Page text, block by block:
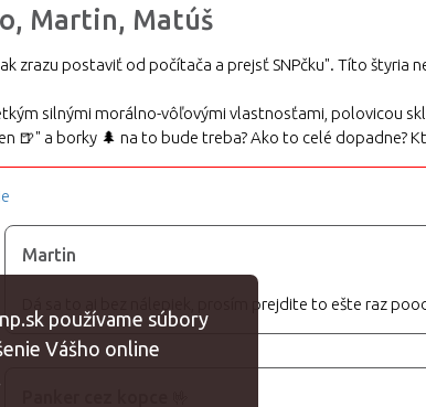
používame súbory
Vášho online
Martin, Matúš
zrazu postaviť od počítača a prejsť SNPčku". Títo
silnými morálno-vôľovými vlastnosťami, polovicou
🍺" a borky 🌲 na to bude treba? Ako to celé dopadne?
Martin
Dá sa to aj bez nálepiek, prosím prejdite to ešte raz